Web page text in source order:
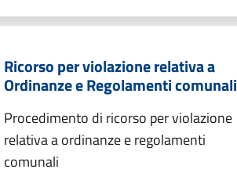
Ricorso per violazione relativa a
Ordinanze e Regolamenti comunali
Procedimento di ricorso per violazione
relativa a ordinanze e regolamenti
comunali